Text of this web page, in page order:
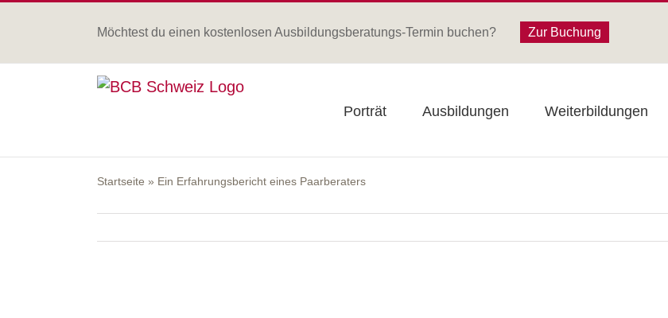
Möchtest du einen kostenlosen Ausbildungsberatungs-Termin buchen? Zur Buchung
Porträt Ausbildungen Weiterbildungen
Startseite » Ein Erfahrungsbericht eines Paarberaters